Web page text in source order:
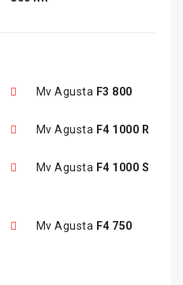
Mv Agusta F3 800
Mv Agusta F4 1000 R
Mv Agusta F4 1000 S
Mv Agusta F4 750